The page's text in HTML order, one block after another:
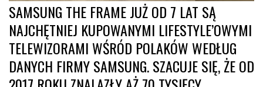
SAMSUNG THE FRAME JUŻ OD 7 LAT SĄ
NAJCHĘTNIEJ KUPOWANYMI LIFESTYLE’OWYMI
TELEWIZORAMI WŚRÓD POLAKÓW WEDŁUG
DANYCH FIRMY SAMSUNG. SZACUJE SIĘ, ŻE OD